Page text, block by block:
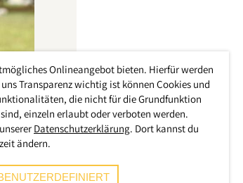
Onlineangebot bieten. Hierfür werden
Transparenz wichtig ist können Cookies und
die nicht für die Grundfunktion
einzeln erlaubt oder verboten werden.
Datenschutzerklärung. Dort kannst du
ändern.